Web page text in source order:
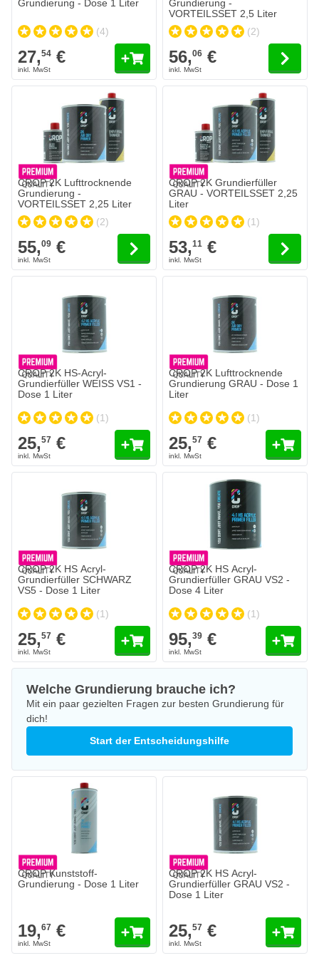
Grundierung - Dose 1 Liter
(4)
27,54 €
Grundierung -
VORTEILSSET 2,5 Liter
(2)
56,06 €
CROP 2K Lufttrocknende
Grundierung -
VORTEILSSET 2,25 Liter
(2)
Der Preis hängt von den auf der Produktseite gewählten Optionen
55,09 €
CROP 2K Grundierfüller
GRAU - VORTEILSSET 2,25
Liter
(1)
Der Preis hängt von den auf der
53,11 €
CROP 2K HS-Acryl-
Grundierfüller WEISS VS1 -
Dose 1 Liter
(1)
25,57 €
CROP 2K Lufttrocknende
Grundierung GRAU - Dose 1
Liter
(1)
25,57 €
CROP 2K HS Acryl-
Grundierfüller SCHWARZ
VS5 - Dose 1 Liter
(1)
25,57 €
CROP 2K HS Acryl-
Grundierfüller GRAU VS2 -
Dose 4 Liter
(1)
95,39 €
Welche Grundierung brauche ich?
Mit ein paar gezielten Fragen zur besten Grundierung für
dich!
Start der Entscheidungshilfe
CROP Kunststoff-
Grundierung - Dose 1 Liter
19,67 €
CROP 2K HS Acryl-
Grundierfüller GRAU VS2 -
Dose 1 Liter
25,57 €